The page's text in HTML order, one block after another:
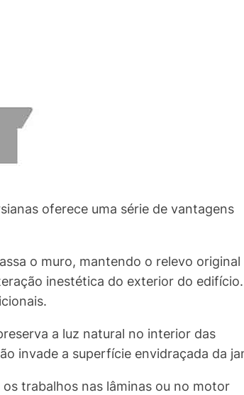
oferece uma série de vantagens
o muro, mantendo o relevo original
inestética do exterior do edifício.
a luz natural no interior das
invade a superfície envidraçada da
trabalhos nas lâminas ou no motor